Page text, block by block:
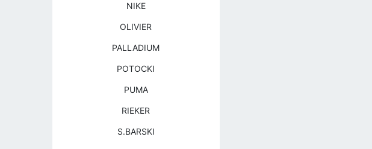
NIKE
OLIVIER
PALLADIUM
POTOCKI
PUMA
RIEKER
S.BARSKI